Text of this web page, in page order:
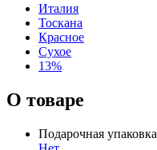
Италия
Тоскана
Красное
Сухое
13%
О товаре
Подарочная упаковка